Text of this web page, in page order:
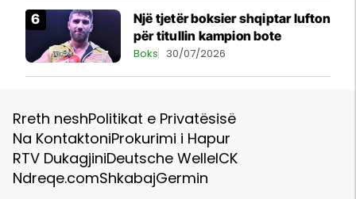
Një tjetër boksier shqiptar lufton
për titullin kampion bote
Boks 30/07/2026
Rreth neshPolitikat e Privatësisë
Na KontaktoniProkurimi i Hapur
RTV DukagjiniDeutsche WelleICK
Ndreqe.comShkabajGermin